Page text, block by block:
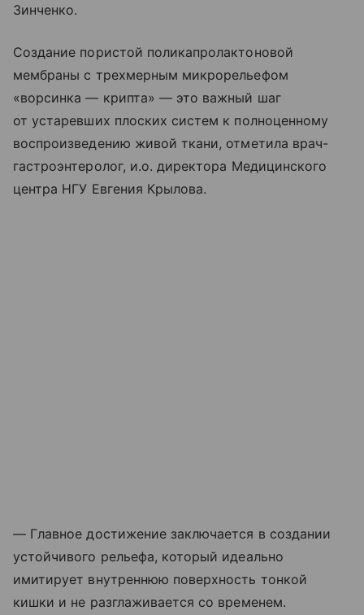
Зинченко.
Создание пористой поликапролактоновой
мембраны с трехмерным микрорельефом
«ворсинка — крипта» — это важный шаг
от устаревших плоских систем к полноценному
воспроизведению живой ткани, отметила врач-
гастроэнтеролог, и.о. директора Медицинского
центра НГУ Евгения Крылова.
— Главное достижение заключается в создании
устойчивого рельефа, который идеально
имитирует внутреннюю поверхность тонкой
кишки и не разглаживается со временем.